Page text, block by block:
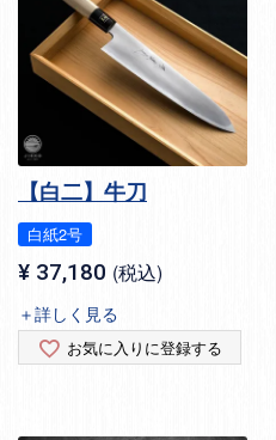
【白二】牛刀
白紙2号
¥ 37,180 税込
＋詳しく見る
お気に入りに登録する